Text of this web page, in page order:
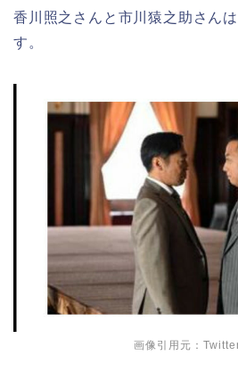
香川照之さんと市川猿之助さん
す。
画像引用元：